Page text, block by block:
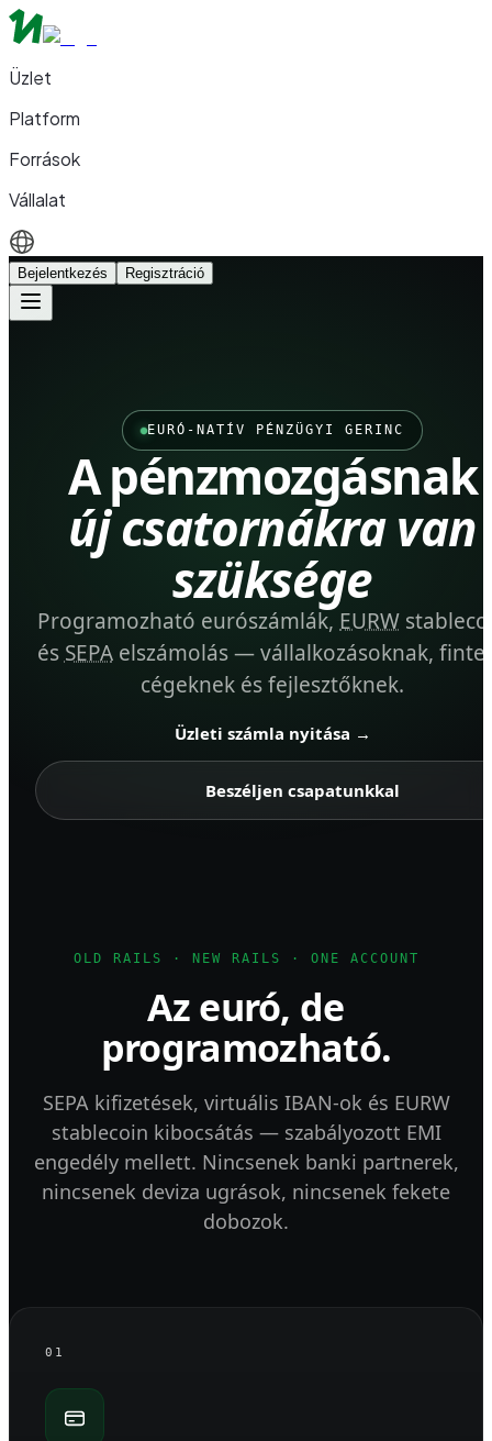
Üzlet
Platform
Források
Vállalat
Bejelentkezés Regisztráció
EURÓ-NATÍV PÉNZÜGYI GERINC
A pénzmozgásnak
új csatornákra van
szüksége
Programozható eurószámlák, EURW
és SEPAelszámolás — vállalkozásoknak,
cégeknek és fejlesztőknek.
Üzleti számla nyitása →
Beszéljen csapatunkkal
OLD RAILS · NEW RAILS · ONE ACCOUNT
Az euró, de
programozható.
SEPA kifizetések, virtuális IBAN-ok és EURW
stablecoin kibocsátás — szabályozott EMI
engedély mellett. Nincsenek banki partnerek,
nincsenek deviza ugrások, nincsenek fekete
dobozok.
01